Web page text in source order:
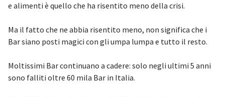
e alimenti è quello che ha risentito meno della crisi.
Ma il fatto che ne abbia risentito meno, non significa che i
Bar siano posti magici con gli umpa lumpa e tutto il resto.
Moltissimi Bar continuano a cadere: solo negli ultimi 5 anni
sono falliti oltre 60 mila Bar in Italia.